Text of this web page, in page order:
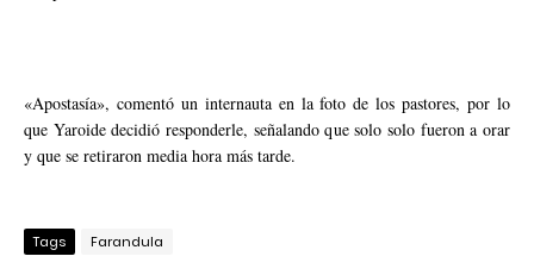
«Apostasía», comentó un internauta en la foto de los pastores, por lo
que Yaroide decidió responderle, señalando que solo solo fueron a orar
y que se retiraron media hora más tarde.
Tags Farandula